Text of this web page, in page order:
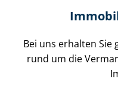
Bei uns erhalten Sie
rund um die